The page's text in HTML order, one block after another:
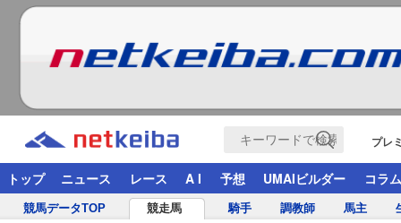
プレ
トップ ニュース レース A I 予想 UMAIビルダー コラム
競馬データTOP 競走馬 騎手 調教師 馬主